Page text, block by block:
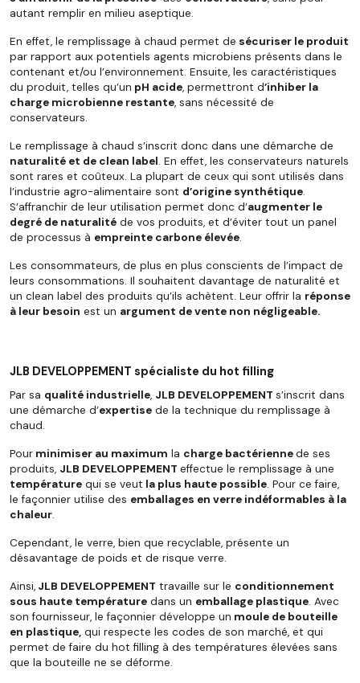
autant remplir en milieu aseptique.
En effet, le remplissage à chaud permet de sécuriser le produit
par rapport aux potentiels agents microbiens présents dans le
contenant et/ou l’environnement. Ensuite, les caractéristiques
du produit, telles qu’un pH acide, permettront d’inhiber la
charge microbienne restante, sans nécessité de
conservateurs.
Le remplissage à chaud s’inscrit donc dans une démarche de
naturalité et de clean label. En effet, les conservateurs naturels
sont rares et coûteux. La plupart de ceux qui sont utilisés dans
l’industrie agro-alimentaire sont d’origine synthétique.
S’affranchir de leur utilisation permet donc d’augmenter le
degré de naturalité de vos produits, et d’éviter tout un panel
de processus à empreinte carbone élevée.
Les consommateurs, de plus en plus conscients de l’impact de
leurs consommations. Il souhaitent davantage de naturalité et
un clean label des produits qu’ils achètent. Leur offrir la réponse
à leur besoin est un argument de vente non négligeable.
JLB DEVELOPPEMENT spécialiste du hot filling
Par sa qualité industrielle, JLB DEVELOPPEMENT s’inscrit dans
une démarche d’expertise de la technique du remplissage à
chaud.
Pour minimiser au maximum la charge bactériennede ses
produits, JLB DEVELOPPEMENT effectue le remplissage à une
température qui se veut la plus haute possible. Pour ce faire,
le façonnier utilise des emballages en verre indéformables à la
chaleur.
Cependant, le verre, bien que recyclable, présente un
désavantage de poids et de risque verre.
Ainsi, JLB DEVELOPPEMENT travaille sur le conditionnement
sous haute température dans un emballage plastique. Avec
son fournisseur, le façonnier développe un moule de bouteille
en plastique, qui respecte les codes de son marché, et qui
permet de faire du hot filling à des températures élevées sans
que la bouteille ne se déforme.